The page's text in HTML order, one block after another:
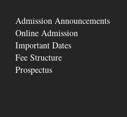
Admission Announcements
Online Admission
Important Dates
Fee Structure
Prospectus